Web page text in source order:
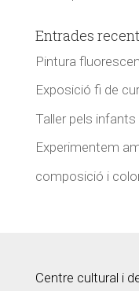
Entrades
Pintura
Exposició fi de
Taller pels infants
Experimentem
composició i
Centre cultural i